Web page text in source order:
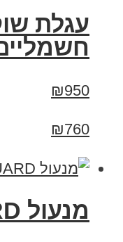
עגלת
₪950
₪760
מנעול ONGUARD